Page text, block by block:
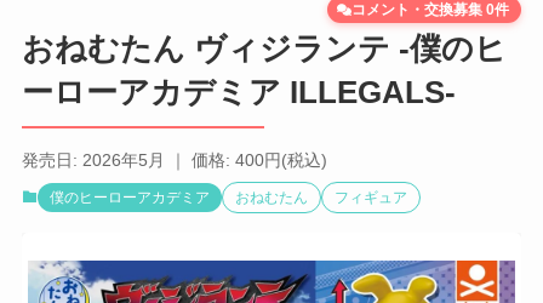
おねむたん ヴィジランテ -僕のヒ
ーローアカデミア ILLEGALS-
コメント・交換募集 0件
発売日: 2026年5月 ｜ 価格: 400円(税込)
僕のヒーローアカデミア おねむたん フィギュア